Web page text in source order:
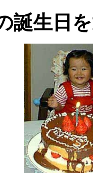
誕生日